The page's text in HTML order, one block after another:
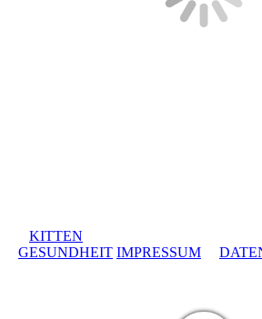
KITTEN
GESUNDHEIT IMPRESSUM